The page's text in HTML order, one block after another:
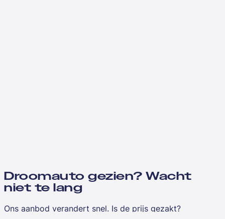
Droomauto gezien? Wacht
niet te lang
Ons aanbod verandert snel. Is de prijs gezakt?